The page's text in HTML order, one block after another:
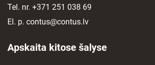
Tel. nr. +371 251 038 69
El. p. contus@contus.lv
Apskaita kitose šalyse